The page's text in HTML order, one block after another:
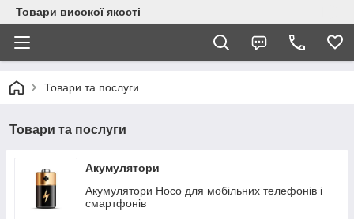
Товари високої якості
Товари та послуги
Товари та послуги
Акумулятори
Акумулятори Hoco для мобільних телефонів і
смартфонів